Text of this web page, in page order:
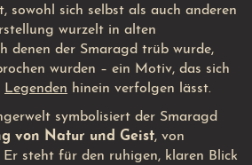
sowohl sich selbst als auch anderen
wurzelt in alten
denen der Smaragd trüb wurde,
wurden – ein Motiv, das sich
Legenden hinein verfolgen lässt.
symbolisiert der Smaragd
von Natur und Geist, von
Er steht für den ruhigen, klaren Blick